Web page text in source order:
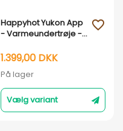
Vis her
Happyhot Yukon App
- Varmeundertrøje -
1.399,00 DKK
På lager
Vælg variant
favorite_outline